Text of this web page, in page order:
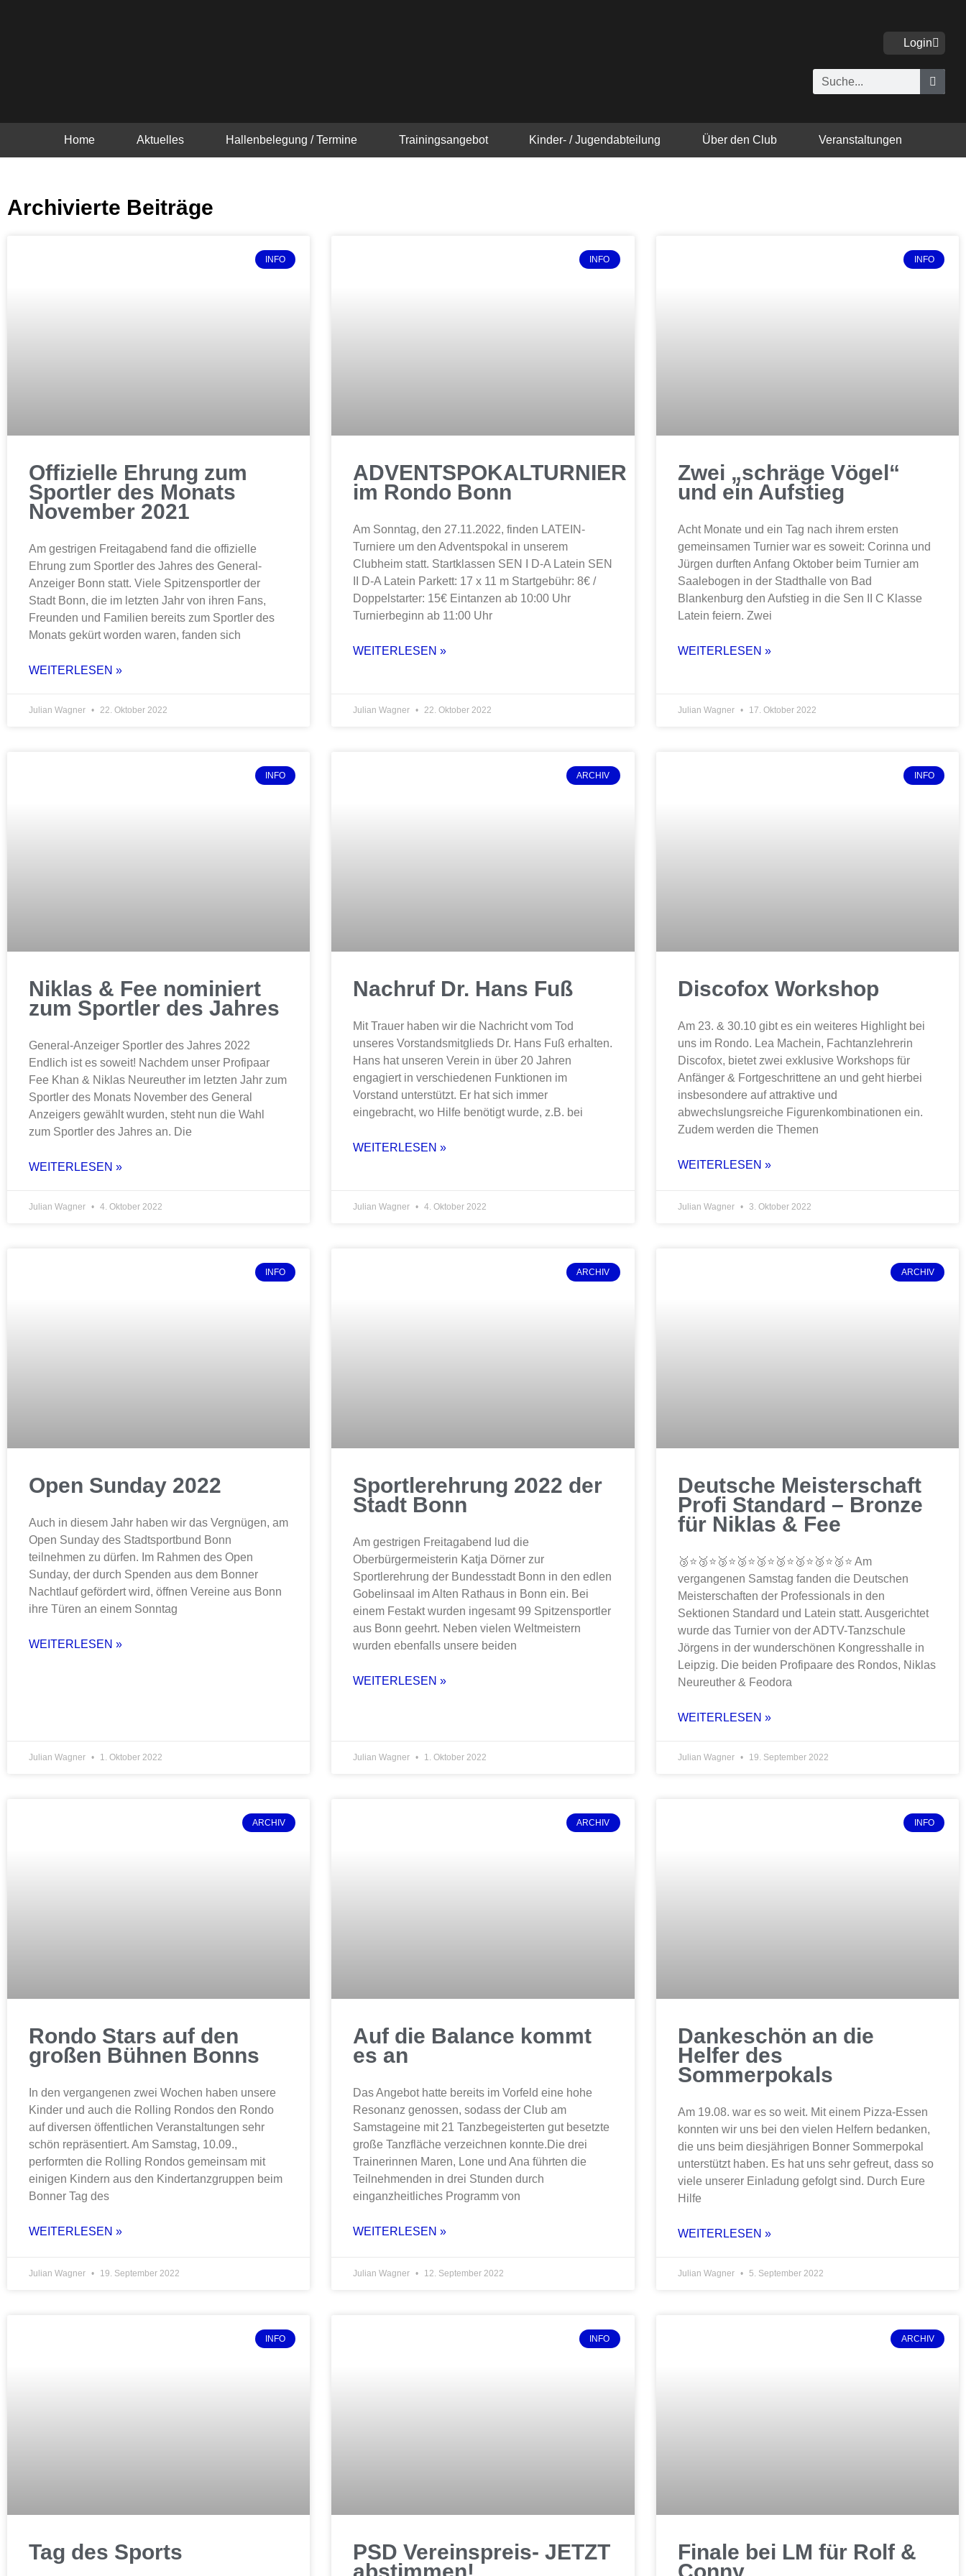
Login
Suche
Home Aktuelles Hallenbelegung / Termine Trainingsangebot Kinder- / Jugendabteilung Über den Club Veranstaltungen
Archivierte Beiträge
INFO
Offizielle Ehrung zum
Sportler des Monats
November 2021
Am gestrigen Freitagabend fand die offizielle
Ehrung zum Sportler des Jahres des General-
Anzeiger Bonn statt. Viele Spitzensportler der
Stadt Bonn, die im letzten Jahr von ihren Fans,
Freunden und Familien bereits zum Sportler des
Monats gekürt worden waren, fanden sich
WEITERLESEN »
Julian Wagner 22. Oktober 2022
INFO
ADVENTSPOKALTURNIER
im Rondo Bonn
Am Sonntag, den 27.11.2022, finden LATEIN-
Turniere um den Adventspokal in unserem
Clubheim statt. Startklassen SEN I D-A Latein SEN
II D-A Latein Parkett: 17 x 11 m Startgebühr: 8€ /
Doppelstarter: 15€ Eintanzen ab 10:00 Uhr
Turnierbeginn ab 11:00 Uhr
WEITERLESEN »
Julian Wagner 22. Oktober 2022
INFO
Zwei „schräge Vögel“
und ein Aufstieg
Acht Monate und ein Tag nach ihrem ersten
gemeinsamen Turnier war es soweit: Corinna und
Jürgen durften Anfang Oktober beim Turnier am
Saalebogen in der Stadthalle von Bad
Blankenburg den Aufstieg in die Sen II C Klasse
Latein feiern. Zwei
WEITERLESEN »
Julian Wagner 17. Oktober 2022
INFO
Niklas & Fee nominiert
zum Sportler des Jahres
General-Anzeiger Sportler des Jahres 2022
Endlich ist es soweit! Nachdem unser Profipaar
Fee Khan & Niklas Neureuther im letzten Jahr zum
Sportler des Monats November des General
Anzeigers gewählt wurden, steht nun die Wahl
zum Sportler des Jahres an. Die
WEITERLESEN »
Julian Wagner 4. Oktober 2022
ARCHIV
Nachruf Dr. Hans Fuß
Mit Trauer haben wir die Nachricht vom Tod
unseres Vorstandsmitglieds Dr. Hans Fuß erhalten.
Hans hat unseren Verein in über 20 Jahren
engagiert in verschiedenen Funktionen im
Vorstand unterstützt. Er hat sich immer
eingebracht, wo Hilfe benötigt wurde, z.B. bei
WEITERLESEN »
Julian Wagner 4. Oktober 2022
INFO
Discofox Workshop
Am 23. & 30.10 gibt es ein weiteres Highlight bei
uns im Rondo. Lea Machein, Fachtanzlehrerin
Discofox, bietet zwei exklusive Workshops für
Anfänger & Fortgeschrittene an und geht hierbei
insbesondere auf attraktive und
abwechslungsreiche Figurenkombinationen ein.
Zudem werden die Themen
WEITERLESEN »
Julian Wagner 3. Oktober 2022
INFO
Open Sunday 2022
Auch in diesem Jahr haben wir das Vergnügen, am
Open Sunday des Stadtsportbund Bonn
teilnehmen zu dürfen. Im Rahmen des Open
Sunday, der durch Spenden aus dem Bonner
Nachtlauf gefördert wird, öffnen Vereine aus Bonn
ihre Türen an einem Sonntag
WEITERLESEN »
Julian Wagner 1. Oktober 2022
ARCHIV
Sportlerehrung 2022 der
Stadt Bonn
Am gestrigen Freitagabend lud die
Oberbürgermeisterin Katja Dörner zur
Sportlerehrung der Bundesstadt Bonn in den edlen
Gobelinsaal im Alten Rathaus in Bonn ein. Bei
einem Festakt wurden ingesamt 99 Spitzensportler
aus Bonn geehrt. Neben vielen Weltmeistern
wurden ebenfalls unsere beiden
WEITERLESEN »
Julian Wagner 1. Oktober 2022
ARCHIV
Deutsche Meisterschaft
Profi Standard – Bronze
für Niklas & Fee
🥉⭐🥉⭐🥉⭐🥉⭐🥉⭐🥉⭐🥉⭐🥉⭐🥉⭐ Am
vergangenen Samstag fanden die Deutschen
Meisterschaften der Professionals in den
Sektionen Standard und Latein statt. Ausgerichtet
wurde das Turnier von der ADTV-Tanzschule
Jörgens in der wunderschönen Kongresshalle in
Leipzig. Die beiden Profipaare des Rondos, Niklas
Neureuther & Feodora
WEITERLESEN »
Julian Wagner 19. September 2022
ARCHIV
Rondo Stars auf den
großen Bühnen Bonns
In den vergangenen zwei Wochen haben unsere
Kinder und auch die Rolling Rondos den Rondo
auf diversen öffentlichen Veranstaltungen sehr
schön repräsentiert. Am Samstag, 10.09.,
performten die Rolling Rondos gemeinsam mit
einigen Kindern aus den Kindertanzgruppen beim
Bonner Tag des
WEITERLESEN »
Julian Wagner 19. September 2022
ARCHIV
Auf die Balance kommt
es an
Das Angebot hatte bereits im Vorfeld eine hohe
Resonanz genossen, sodass der Club am
Samstageine mit 21 Tanzbegeisterten gut besetzte
große Tanzfläche verzeichnen konnte.Die drei
Trainerinnen Maren, Lone und Ana führten die
Teilnehmenden in drei Stunden durch
einganzheitliches Programm von
WEITERLESEN »
Julian Wagner 12. September 2022
INFO
Dankeschön an die
Helfer des
Sommerpokals
Am 19.08. war es so weit. Mit einem Pizza-Essen
konnten wir uns bei den vielen Helfern bedanken,
die uns beim diesjährigen Bonner Sommerpokal
unterstützt haben. Es hat uns sehr gefreut, dass so
viele unserer Einladung gefolgt sind. Durch Eure
Hilfe
WEITERLESEN »
Julian Wagner 5. September 2022
INFO
Tag des Sports
INFO
PSD Vereinspreis- JETZT
ARCHIV
Finale bei LM für Rolf &